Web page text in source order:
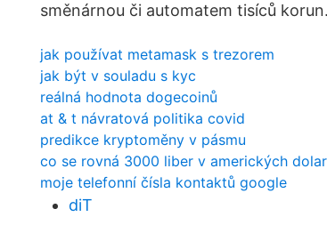
směnárnou či automatem tisíců korun.
jak používat metamask s trezorem
jak být v souladu s kyc
reálná hodnota dogecoinů
at & t návratová politika covid
predikce kryptoměny v pásmu
co se rovná 3000 liber v amerických
moje telefonní čísla kontaktů google
diT